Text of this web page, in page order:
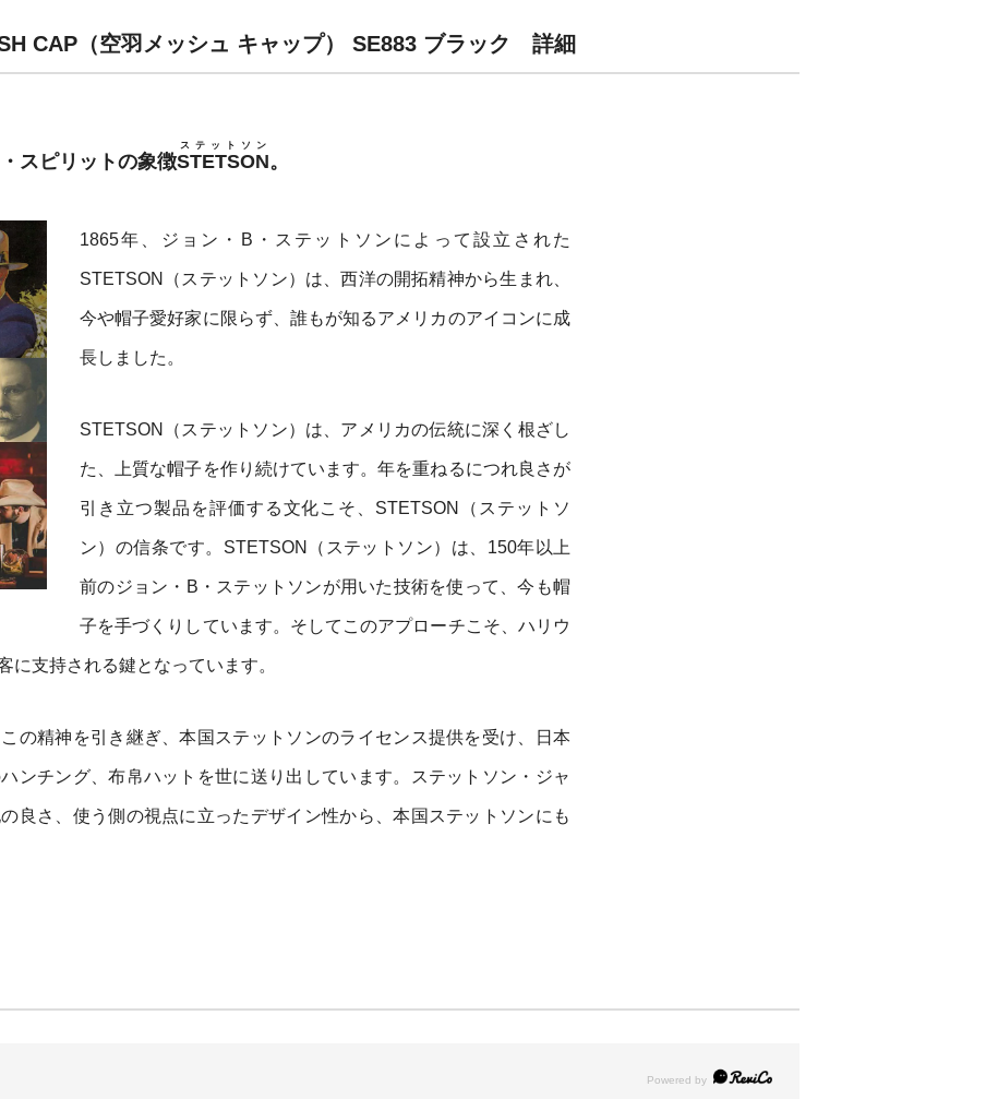
CAP（空羽メッシュ キャップ） SE883 ブラック 詳細
スピリットの象徴STETSON
ステットソン
。
1865年、ジョン・B・ステットソンによって設立された
STETSON（ステットソン）は、西洋の開拓精神から生まれ、
今や帽子愛好家に限らず、誰もが知るアメリカのアイコンに成
長しました。
STETSON（ステットソン）は、アメリカの伝統に深く根ざし
た、上質な帽子を作り続けています。年を重ねるにつれ良さが
引き立つ製品を評価する文化こそ、STETSON（ステットソ
ン）の信条です。STETSON（ステットソン）は、150年以上
前のジョン・B・ステットソンが用いた技術を使って、今も帽
子を手づくりしています。そしてこのアプローチこそ、ハリウ
に支持される鍵となっています。
の精神を引き継ぎ、本国ステットソンのライセンス提供を受け、日本
ンチング、布帛ハットを世に送り出しています。ステットソン・ジャ
良さ、使う側の視点に立ったデザイン性から、本国ステットソンにも